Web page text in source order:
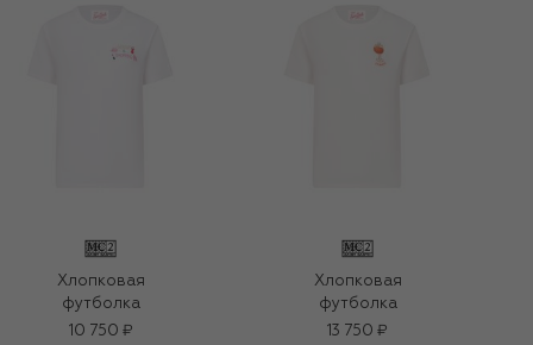
Хлопковая
футболка
10 750 ₽
Хлопковая
футболка
13 750 ₽